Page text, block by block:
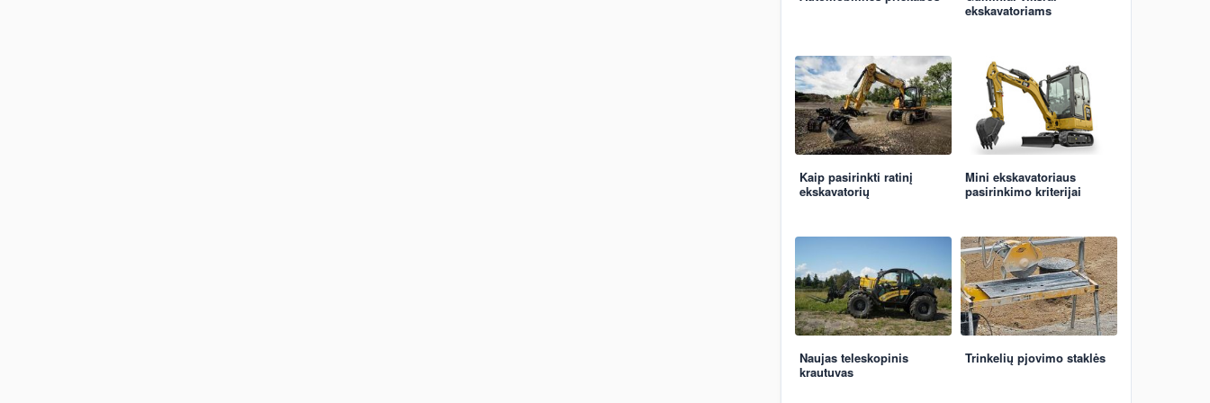
ekskavatoriams
Kaip pasirinkti ratinį
ekskavatorių
Mini ekskavatoriaus
pasirinkimo kriterijai
Naujas teleskopinis
krautuvas
Trinkelių pjovimo staklės